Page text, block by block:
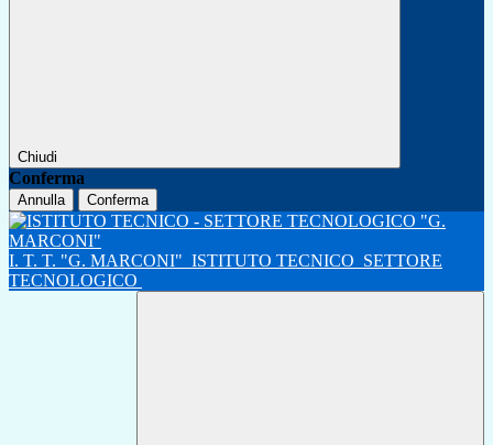
Chiudi
Conferma
Annulla Conferma
I. T. T. "G. MARCONI" ISTITUTO TECNICO SETTORE
TECNOLOGICO